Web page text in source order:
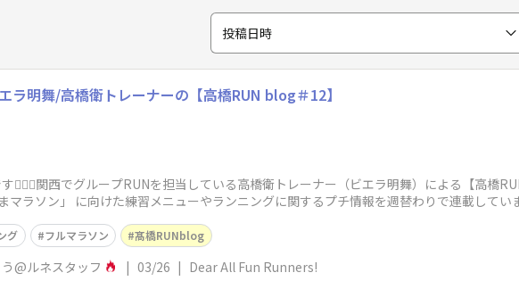
投稿日時
ラ明舞/高橋衛トレーナーの【高橋RUN blog＃12】
🏃‍♂️✨​関西でグループRUNを担当している高橋衛トレーナー（ビエラ明舞）による【高橋
マラソン」 に向けた練習メニューやランニングに関するプチ情報を週替わりで連載してい
グ フルマラソン 髙橋RUNblog
@ルネスタッフ | 03/26 | Dear All Fun Runners!